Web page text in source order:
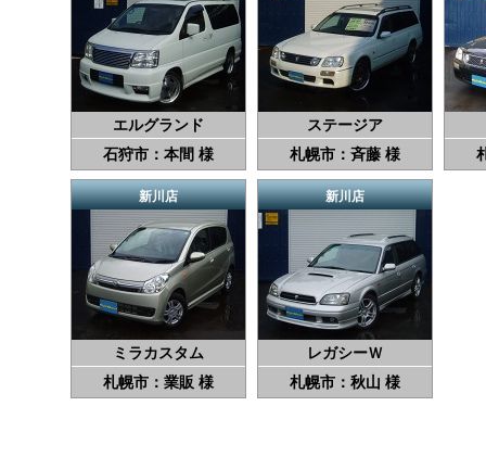
エルグランド
石狩市：本間 様
ステージア
札幌市：斉藤 様
新川店
ミラカスタム
札幌市：業販 様
新川店
レガシーＷ
札幌市：秋山 様